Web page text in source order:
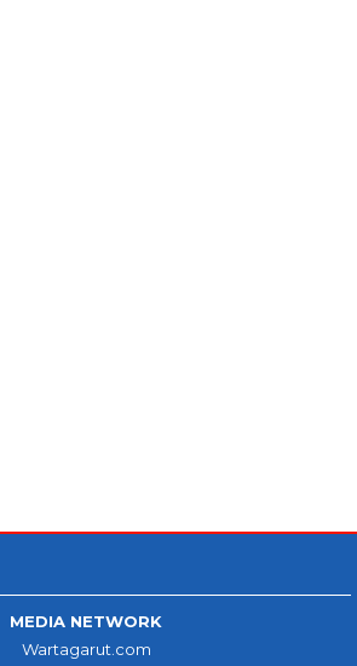
MEDIA NETWORK
Wartagarut.com